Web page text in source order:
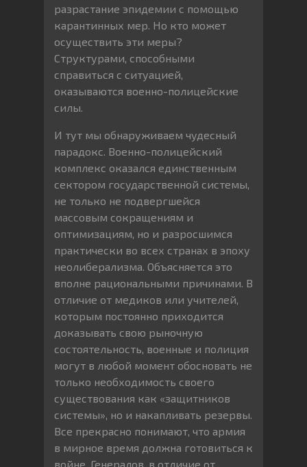
разрастание эпидемии с помощью
карантинных мер. Но кто может
осуществить эти меры?
Структурами, способными
справиться с ситуацией,
оказываются военно-полицейские
силы.
И тут мы обнаруживаем чудесный
парадокс. Военно-полицейский
комплекс оказался единственным
сектором государственной системы,
не только не подвергшейся
массовым сокращениям и
оптимизациям, но и разросшимся
практически во всех странах в эпоху
неолиберализма. Объясняется это
вполне рациональными причинами. В
отличие от медиков или учителей,
которым постоянно приходится
доказывать свою рыночную
состоятельность, военные и полиция
могут в любой момент обосновать не
только необходимость своего
существования как «защитников
системы», но и накапливать резервы.
Все прекрасно понимают, что армия
в мирное время должна готовиться к
войне. Генералов, в отличие от